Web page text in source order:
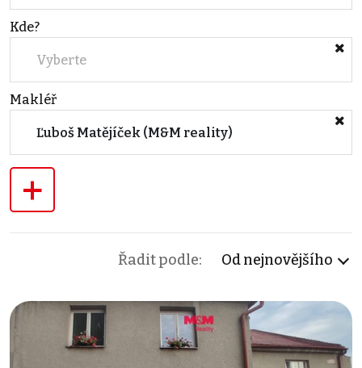
Kde?
Vyberte
Makléř
Ľuboš Matějíček (M&M reality)
+
Řadit podle: Od nejnovějšího